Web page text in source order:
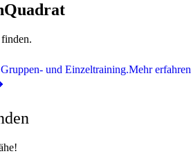
und Einzeltraining.Mehr erfahren